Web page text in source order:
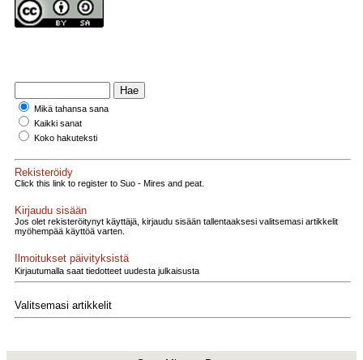
Mikä tahansa sana
Kaikki sanat
Koko hakuteksti
Rekisteröidy
Click this link to register to Suo - Mires and peat.
Kirjaudu sisään
Jos olet rekisteröitynyt käyttäjä, kirjaudu sisään tallentaaksesi valitsemasi artikkelit
myöhempää käyttöä varten.
Ilmoitukset päivityksistä
Kirjautumalla saat tiedotteet uudesta julkaisusta
Valitsemasi artikkelit